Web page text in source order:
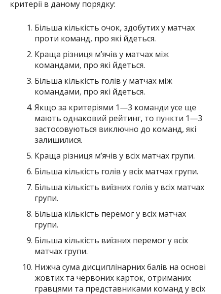
критерії в даному порядку:
Більша кількість очок, здобутих у матчах
проти команд, про які йдеться.
Краща різниця м’ячів у матчах між
командами, про які йдеться.
Більша кількість голів у матчах між
командами, про які йдеться.
Якщо за критеріями 1—3 команди усе ще
мають однаковий рейтинг, то пункти 1—3
застосовуються виключно до команд, які
залишилися.
Краща різниця м’ячів у всіх матчах групи.
Більша кількість голів у всіх матчах групи.
Більша кількість виїзних голів у всіх матчах
групи.
Більша кількість перемог у всіх матчах
групи.
Більша кількість виїзних перемог у всіх
матчах групи.
Нижча сума дисциплінарних балів на основі
жовтих та червоних карток, отриманих
гравцями та представниками команд у всіх